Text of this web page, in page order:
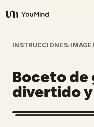
YouMind
Resumen
Casos de uso
Habilidades
INSTRUCCIONES›
Boceto de
divertido